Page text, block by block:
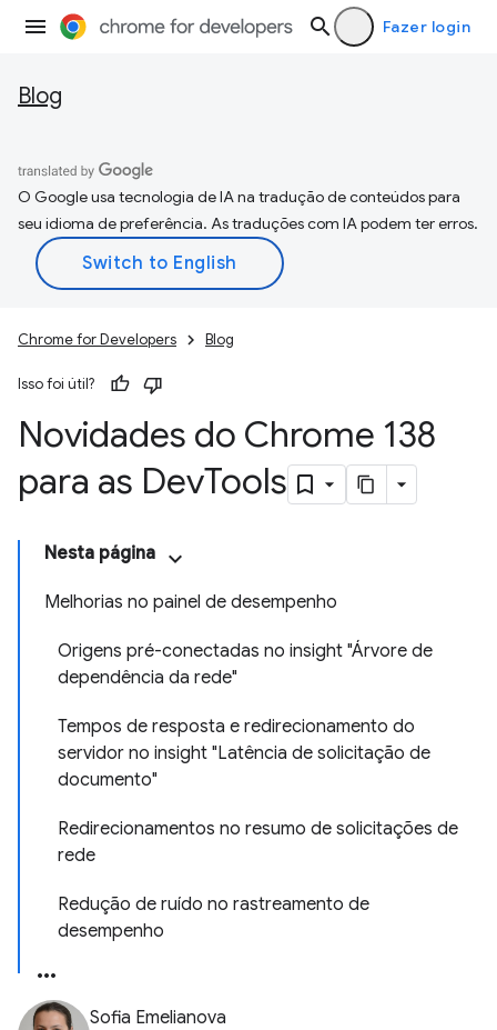
Fazer login
Blog
O Google usa tecnologia de IA na tradução de conteúdos para
seu idioma de preferência. As traduções com IA podem ter erros.
Chrome for Developers Blog
Isso foi útil?
Novidades do Chrome 138
para as DevTools
Nesta página
Melhorias no painel de desempenho
Origens pré-conectadas no insight "Árvore de
dependência da rede"
Tempos de resposta e redirecionamento do
servidor no insight "Latência de solicitação de
documento"
Redirecionamentos no resumo de solicitações de
rede
Redução de ruído no rastreamento de
desempenho
Sofia Emelianova